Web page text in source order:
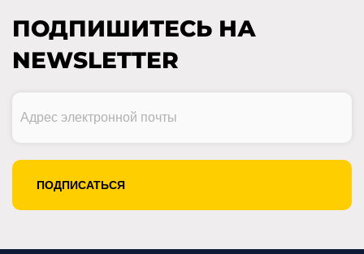
ПОДПИШИТЕСЬ НА
NEWSLETTER
электронной
CAPTCHA